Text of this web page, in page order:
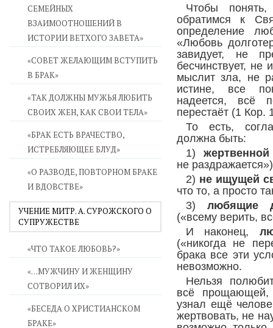
СЕМЕЙНЫХ
ВЗАИМООТНОШЕНИЙ В
ИСТОРИИ ВЕТХОГО ЗАВЕТА»
«СОВЕТ ЖЕЛАЮЩИМ ВСТУПИТЬ
В БРАК»
«ТАК ДОЛЖНЫ МУЖЬЯ ЛЮБИТЬ
СВОИХ ЖЕН, КАК СВОИ ТЕЛА»
«БРАК ЕСТЬ ВРАЧЕСТВО,
ИСТРЕБЛЯЮЩЕЕ БЛУД»
«О РАЗВОДЕ, ПОВТОРНОМ БРАКЕ
И ВДОВСТВЕ»
УЧЕНИЕ МИТР. А. СУРОЖСКОГО О
СУПРУЖЕСТВЕ
«ЧТО ТАКОЕ ЛЮБОВЬ?»
«…МУЖЧИНУ И ЖЕНЩИНУ
СОТВОРИЛ ИХ»
«БЕСЕДА О ХРИСТИАНСКОМ
БРАКЕ»
Чтобы
обратимся к
определение
«Любовь
завидует, не
бесчинствует, не
мыслит зла, не
истине, все
надеется, всё
перестаёт (1 Кор.
То есть,
должна быть:
1) жертвенной
не
2) не ищущей
что то, а просто
3) любящие
(«всему верить,
И наконец,
(«никогда не
брака все эти
невозможно.
Нельзя
всё
узнал ещё
жертвовать, не